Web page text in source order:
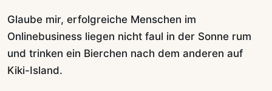
Glaube mir, erfolgreiche Menschen im
Onlinebusiness liegen nicht faul in der Sonne rum
und trinken ein Bierchen nach dem anderen auf
Kiki-Island.